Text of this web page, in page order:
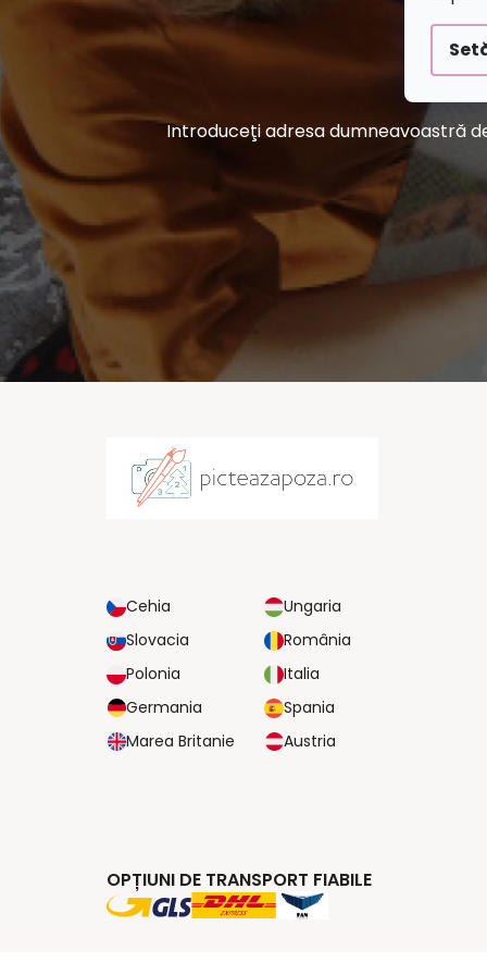
Introduceţi adresa dumneavoastră
Cehia
Ungaria
Slovacia
România
Polonia
Italia
Germania
Spania
Marea Britanie
Austria
OPȚIUNI DE TRANSPORT FIABILE